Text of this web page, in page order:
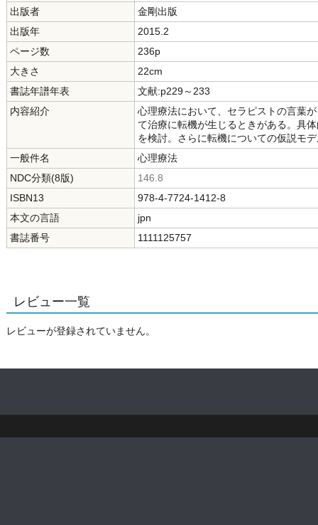
出版者
金剛出版
出版年
2015.2
ページ数
236p
大きさ
22cm
書誌年譜年表
文献:p229～233
内容紹介
心理療法において、セラピストの言葉
て治療に転機が生じるときがある。具
を検討。さらに転機についての仮説モ
一般件名
心理療法
NDC分類(8版)
146.8
ISBN13
978-4-7724-1412-8
本文の言語
jpn
書誌番号
1111125757
レビュー一覧
レビューが登録されていません。